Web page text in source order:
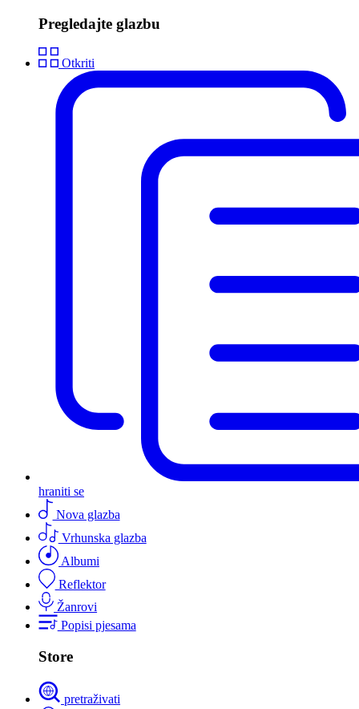
Pregledajte glazbu
Otkriti
hraniti se
Nova glazba
Vrhunska glazba
Albumi
Reflektor
Žanrovi
Popisi pjesama
Store
pretraživati